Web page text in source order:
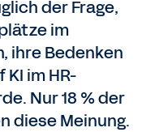
der Frage,
im
ihre Bedenken
im HR-
Nur 18 % der
diese Meinung.